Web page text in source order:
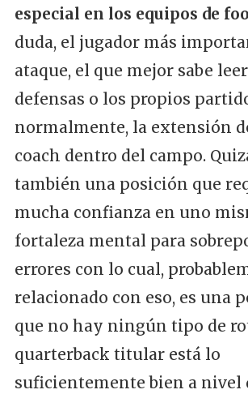
especial en los equipos de
duda, el jugador más
ataque, el que mejor sabe
defensas o los propios
normalmente, la extensión
coach dentro del campo.
también una posición que
mucha confianza en uno
fortaleza mental para
errores con lo cual,
relacionado con eso, es una
que no hay ningún tipo de
quarterback titular está lo
suficientemente bien a nivel